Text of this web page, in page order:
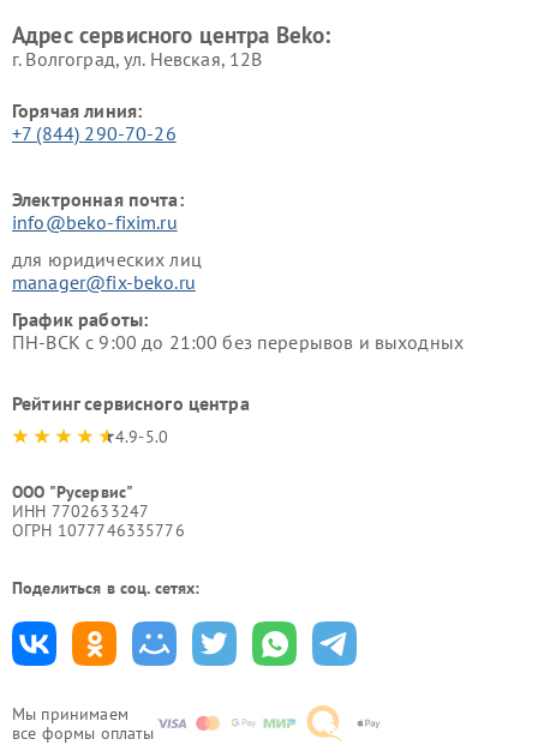
Мы принимаем
все формы оплаты
Адрес сервисного центра Beko:
г. Волгоград, ул. Невская, 12В
Горячая линия:
+7 (844) 290-70-26
Электронная почта:
info@beko-fixim.ru
для юридических лиц
manager@fix-beko.ru
График работы:
ПН-ВСК с 9:00 до 21:00 без перерывов и выходных
Рейтинг сервисного центра
4.9-5.0
ООО "Русервис"
ИНН 7702633247
ОГРН 1077746335776
Поделиться в соц. сетях: